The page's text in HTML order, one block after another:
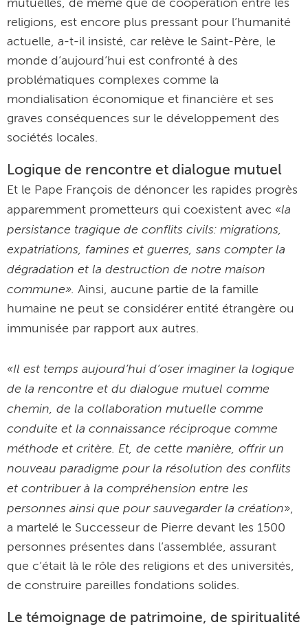
mutuelles, de même que de coopération entre les
religions, est encore plus pressant pour l’humanité
actuelle, a-t-il insisté, car relève le Saint-Père, le
monde d’aujourd’hui est confronté à des
problématiques complexes comme la
mondialisation économique et financière et ses
graves conséquences sur le développement des
sociétés locales.
Logique de rencontre et dialogue mutuel
Et le Pape François de dénoncer les rapides progrès
apparemment prometteurs qui coexistent avec «la
persistance tragique de conflits civils: migrations,
expatriations, famines et guerres, sans compter la
dégradation et la destruction de notre maison
commune». Ainsi, aucune partie de la famille
humaine ne peut se considérer entité étrangère ou
immunisée par rapport aux autres.
«Il est temps aujourd’hui d’oser imaginer la logique
de la rencontre et du dialogue mutuel comme
chemin, de la collaboration mutuelle comme
conduite et la connaissance réciproque comme
méthode et critère. Et, de cette manière, offrir un
nouveau paradigme pour la résolution des conflits
et contribuer à la compréhension entre les
personnes ainsi que pour sauvegarder la création»,
a martelé le Successeur de Pierre devant les 1500
personnes présentes dans l’assemblée, assurant
que c’était là le rôle des religions et des universités,
de construire pareilles fondations solides.
Le témoignage de patrimoine, de spiritualité